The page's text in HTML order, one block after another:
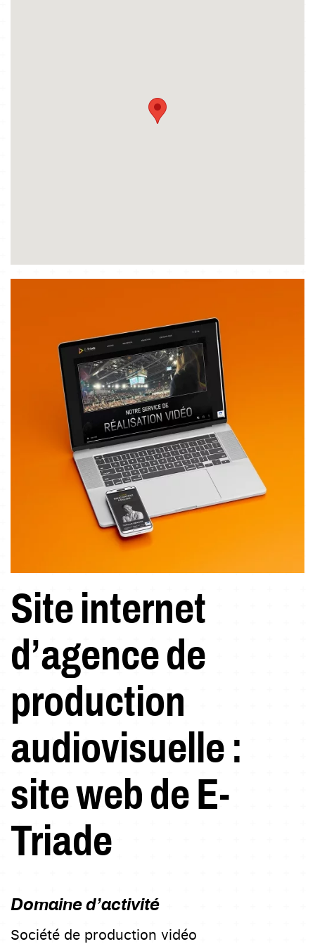
Site internet
d’agence de
production
audiovisuelle :
site web de E-
Triade
Domaine d’activité
Société de production vidéo